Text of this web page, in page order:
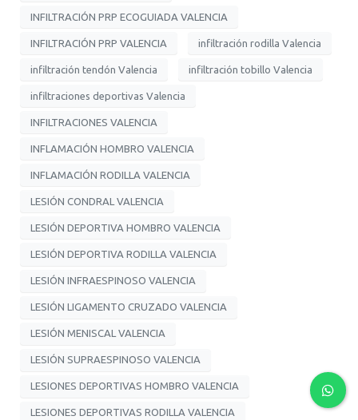
INFILTRACIÓN PRP ECOGUIADA VALENCIA
INFILTRACIÓN PRP VALENCIA infiltración rodilla Valencia
infiltración tendón Valencia infiltración tobillo Valencia
infiltraciones deportivas Valencia
INFILTRACIONES VALENCIA
INFLAMACIÓN HOMBRO VALENCIA
INFLAMACIÓN RODILLA VALENCIA
LESIÓN CONDRAL VALENCIA
LESIÓN DEPORTIVA HOMBRO VALENCIA
LESIÓN DEPORTIVA RODILLA VALENCIA
LESIÓN INFRAESPINOSO VALENCIA
LESIÓN LIGAMENTO CRUZADO VALENCIA
LESIÓN MENISCAL VALENCIA
LESIÓN SUPRAESPINOSO VALENCIA
LESIONES DEPORTIVAS HOMBRO VALENCIA
LESIONES DEPORTIVAS RODILLA VALENCIA